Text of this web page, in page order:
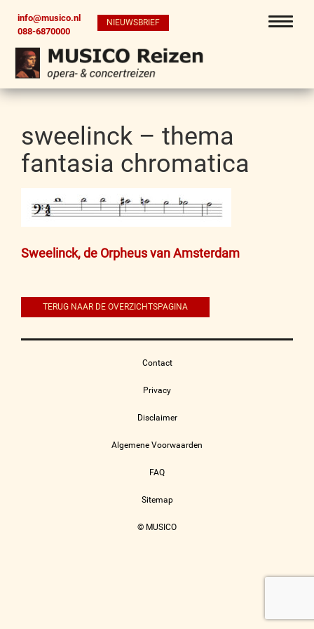
info@musico.nl
088-6870000
NIEUWSBRIEF
sweelinck – thema
fantasia chromatica
Bericht
Sweelinck, de Orpheus van Amsterdam
TERUG NAAR DE OVERZICHTSPAGINA
Contact
Privacy
Disclaimer
Algemene Voorwaarden
FAQ
Sitemap
© MUSICO